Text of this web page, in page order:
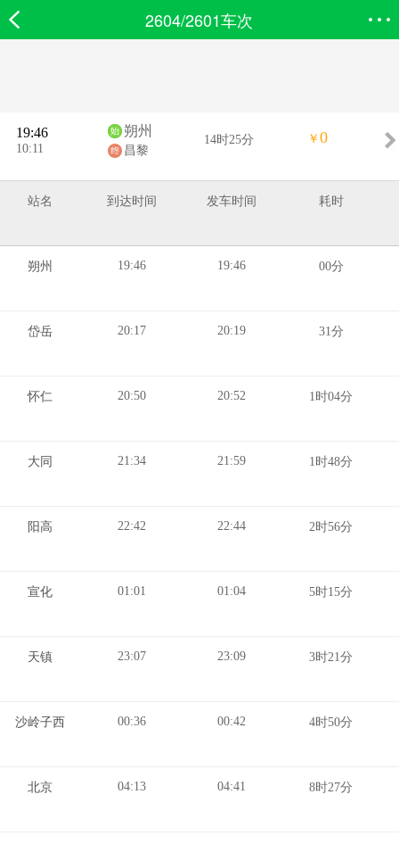
2604/2601车次
19:46
10:11
朔州
昌黎
14时25分 ￥ 0
站名 到达时间 发车时间 耗时
朔州 19:46 19:46 00分
岱岳 20:17 20:19 31分
怀仁 20:50 20:52 1时04分
大同 21:34 21:59 1时48分
阳高 22:42 22:44 2时56分
宣化 01:01 01:04 5时15分
天镇 23:07 23:09 3时21分
沙岭子西 00:36 00:42 4时50分
北京 04:13 04:41 8时27分